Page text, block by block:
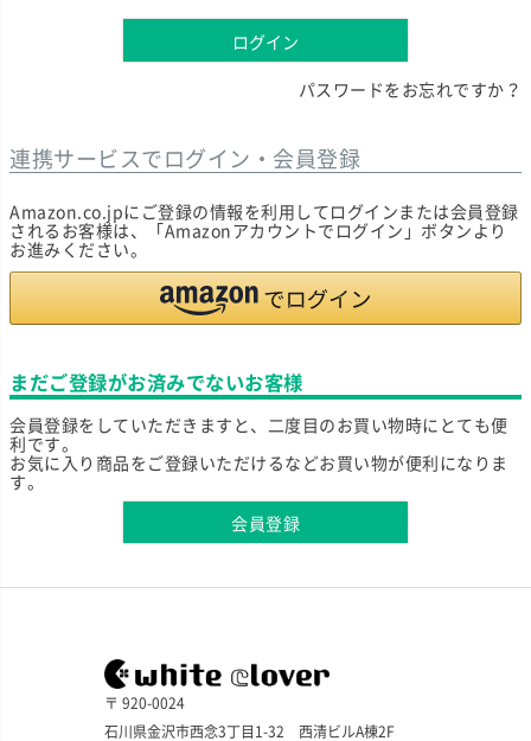
ログイン
パスワードをお忘れですか？
連携サービスでログイン・会員登録
Amazon.co.jpにご登録の情報を利用してログインまたは会員登録
されるお客様は、「Amazonアカウントでログイン」ボタンより
お進みください。
まだご登録がお済みでないお客様
会員登録をしていただきますと、二度目のお買い物時にとても便
利です。
お気に入り商品をご登録いただけるなどお買い物が便利になりま
す。
会員登録
〒 920-0024
石川県金沢市西念3丁目1-32 西清ビルA棟2F